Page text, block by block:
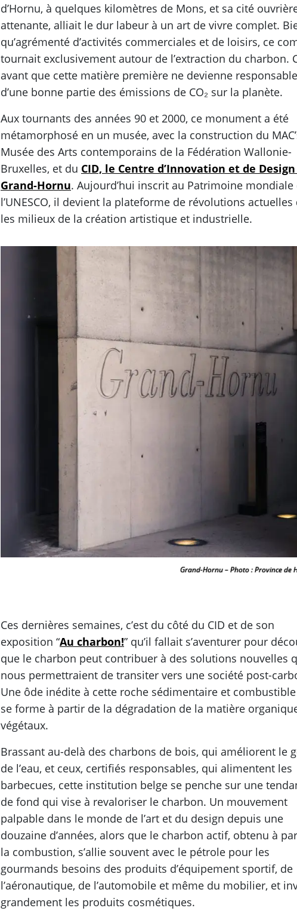
d’Hornu, à quelques kilomètres de Mons, et sa cité
attenante, alliait le dur labeur à un art de vivre complet.
qu’agrémenté d’activités commerciales et de loisirs, ce
tournait exclusivement autour de l’extraction du charbon.
avant que cette matière première ne devienne responsable
d’une bonne partie des émissions de CO₂ sur la planète.
Aux tournants des années 90 et 2000, ce monument a été
métamorphosé en un musée, avec la construction du
Musée des Arts contemporains de la Fédération Wallonie-
Bruxelles, et du CID, le Centre d’Innovation et de
Grand-Hornu. Aujourd’hui inscrit au Patrimoine mondiale
l’UNESCO, il devient la plateforme de révolutions actuelles
les milieux de la création artistique et industrielle.
Grand-Hornu – Photo : Province de
Ces dernières semaines, c’est du côté du CID et de son
exposition “Au charbon!” qu’il fallait s’aventurer pour
que le charbon peut contribuer à des solutions nouvelles
nous permettraient de transiter vers une société post-
Une ôde inédite à cette roche sédimentaire et
se forme à partir de la dégradation de la matière
végétaux.
Brassant au-delà des charbons de bois, qui améliorent le
de l’eau, et ceux, certifiés responsables, qui alimentent les
barbecues, cette institution belge se penche sur une
de fond qui vise à revaloriser le charbon. Un mouvement
palpable dans le monde de l’art et du design depuis une
douzaine d’années, alors que le charbon actif, obtenu à
la combustion, s’allie souvent avec le pétrole pour les
gourmands besoins des produits d’équipement sportif, de
l’aéronautique, de l’automobile et même du mobilier, et
grandement les produits cosmétiques.